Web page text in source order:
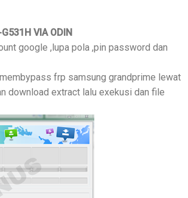
VIA ODIN
google ,lupa pola ,pin password dan
frp samsung grandprime lewat
download extract lalu exekusi dan file